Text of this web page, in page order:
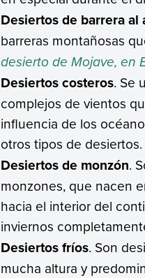
Desiertos de barrera al
barreras montañosas
desierto de Mojave, en
Desiertos costeros. Se
complejos de vientos
influencia de los
otros tipos de
Desiertos de monzón.
monzones, que nacen
hacia el interior del
inviernos
Desiertos fríos. Son
mucha altura y